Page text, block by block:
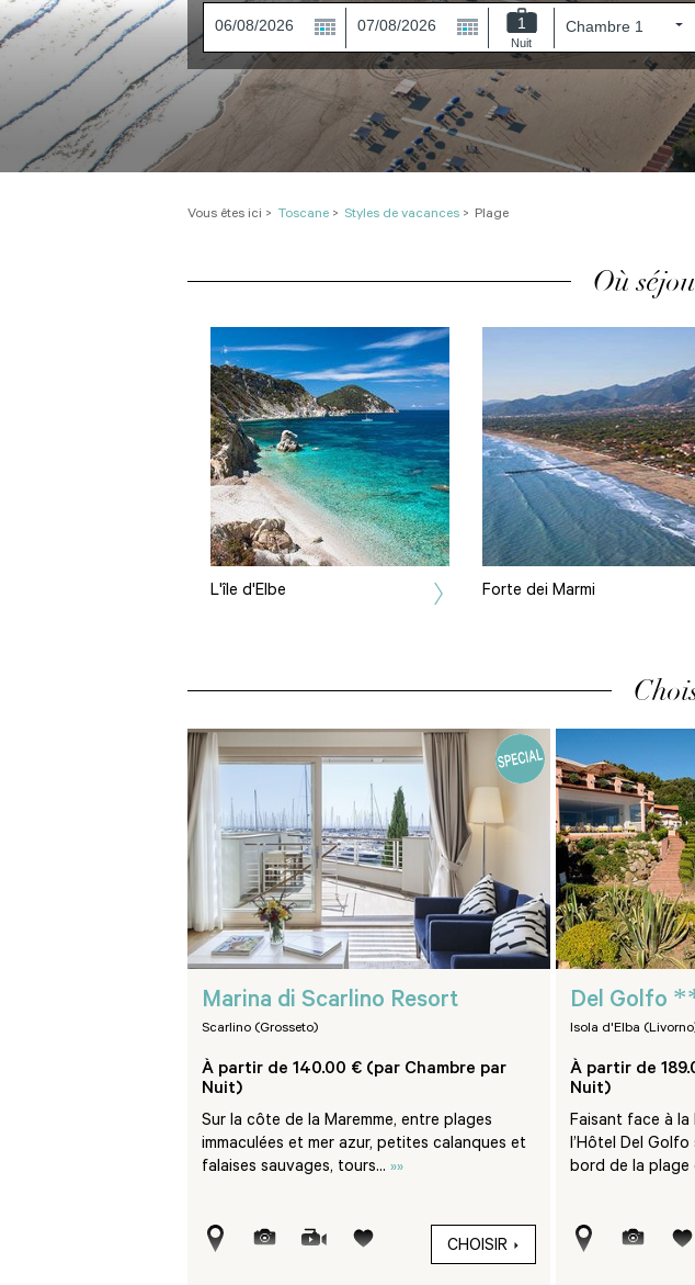
1
Nuit
Vous êtes ici > Toscane > Styles de vacances > Plage
Où
L'île d'Elbe Forte dei Marmi
Marina di Scarlino Resort
Scarlino (Grosseto)
À partir de 140.00 € (par Chambre par
Nuit)
Sur la côte de la Maremme, entre plages
immaculées et mer azur, petites calanques et
falaises sauvages, tours... »»
CHOISIR
Del Golfo
Isola d'Elba
À partir de
Nuit)
Faisant face à
l’Hôtel Del
bord de la plage